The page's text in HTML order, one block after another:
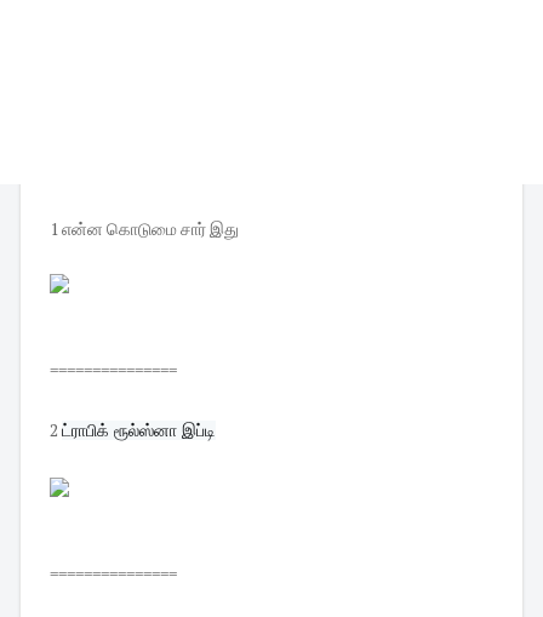
1 என்ன கொடுமை சார் இது
===============
2 ட்ராபிக் ரூல்ஸ்னா இப்டி
===============